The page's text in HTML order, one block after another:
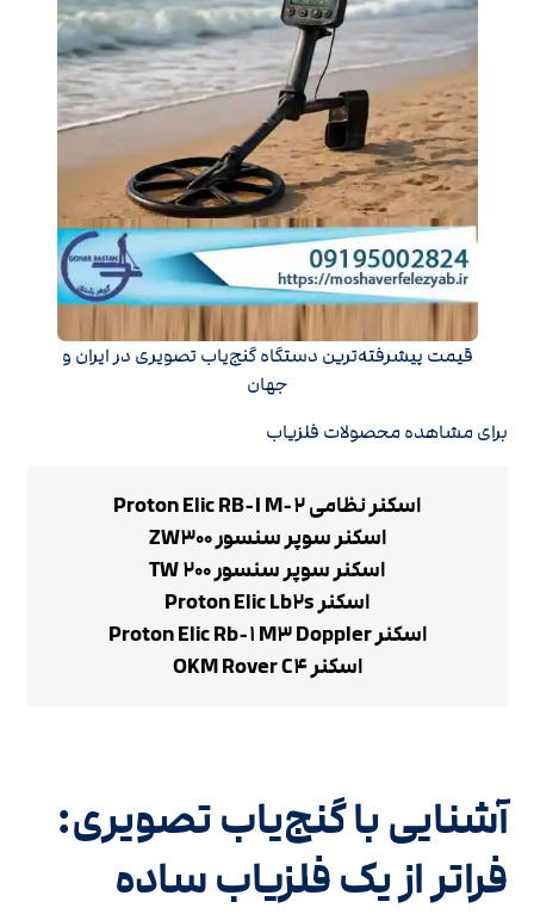
قیمت پیشرفته‌ترین دستگاه گنج‌یاب تصویری در ایران و
جهان
برای مشاهده محصولات فلزیاب
اسکنر نظامی Proton Elic RB-I M-۲
اسکنر سوپر سنسور ZW۳۰۰
اسکنر سوپر سنسور TW ۲۰۰
اسکنر Proton Elic Lb۲s
اسکنر Proton Elic Rb-۱ M۳ Doppler
اسکنر OKM Rover C۴
آشنایی با گنج‌یاب تصویری:
فراتر از یک فلزیاب ساده